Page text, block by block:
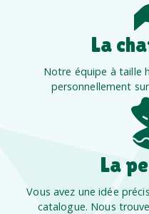
La
Notre équipe à taille
personnellement
La
Vous avez une idée
catalogue. Nous